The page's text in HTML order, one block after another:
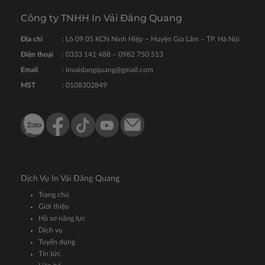
Công ty TNHH In Vải Đăng Quang
Địa chỉ : Lô 09 05 KCN Ninh Hiệp – Huyện Gia Lâm – TP. Hà Nội
Điện thoại : 0333 141 488 – 0982 750 513
Email : invaidangquang@gmail.com
MST : 0108302849
Dịch Vụ In Vải Đăng Quang
Trang chủ
Giới thiệu
Hồ sơ năng lực
Dịch vụ
Tuyển dụng
Tin tức